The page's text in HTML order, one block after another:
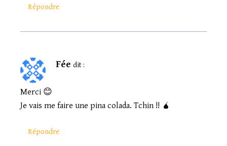
Répondre
Fée dit :
Merci 😊
Je vais me faire une pina colada. Tchin !! 🧉
Répondre